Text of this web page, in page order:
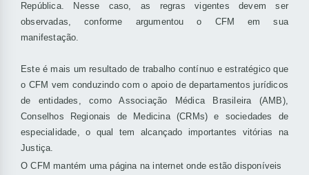
República. Nesse caso, as regras vigentes devem ser
observadas, conforme argumentou o CFM em sua
manifestação.
Este é mais um resultado de trabalho contínuo e estratégico que
o CFM vem conduzindo com o apoio de departamentos jurídicos
de entidades, como Associação Médica Brasileira (AMB),
Conselhos Regionais de Medicina (CRMs) e sociedades de
especialidade, o qual tem alcançado importantes vitórias na
Justiça.
O CFM mantém uma página na internet onde estão disponíveis